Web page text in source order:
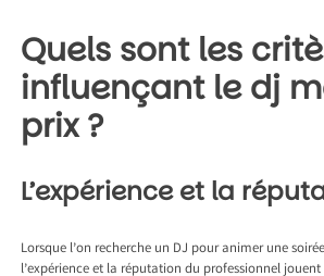
Quels sont les
influençant le dj
prix ?
L’expérience et la
Lorsque l’on recherche un DJ pour animer une
l’expérience et la réputation du professionnel